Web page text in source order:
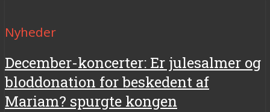
Nyheder
December-koncerter: Er julesalmer og
bloddonation for beskedent af
Mariam? spurgte kongen